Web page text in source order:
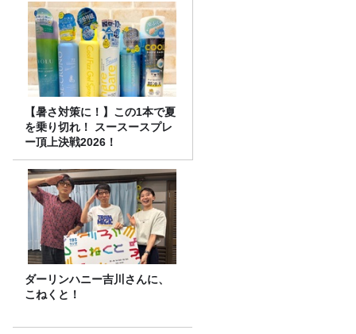
【暑さ対策に！】この1本で夏
を乗り切れ！ スースースプレ
ー頂上決戦2026！
ダーリンハニー吉川さんに、
こねくと！